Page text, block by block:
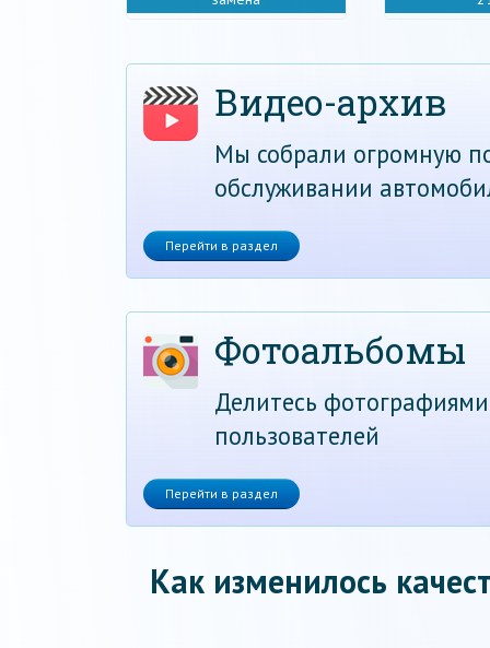
Видео-архив
Мы собрали огромную
обслуживании
Перейти в раздел
Фотоальбомы
Делитесь
пользователей
Перейти в раздел
Как изменилось